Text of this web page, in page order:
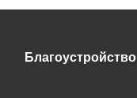
Благоустройство